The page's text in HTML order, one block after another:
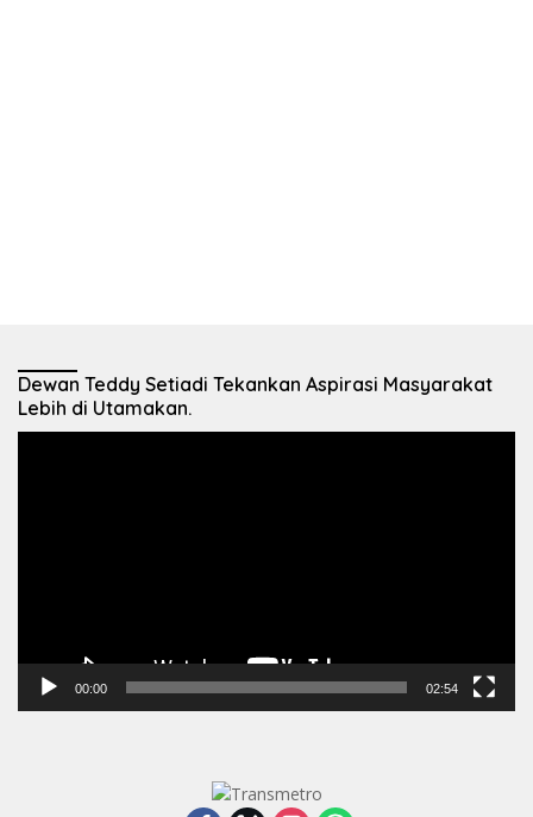
Dewan Teddy Setiadi Tekankan Aspirasi Masyarakat
Lebih di Utamakan.
00:00 02:54